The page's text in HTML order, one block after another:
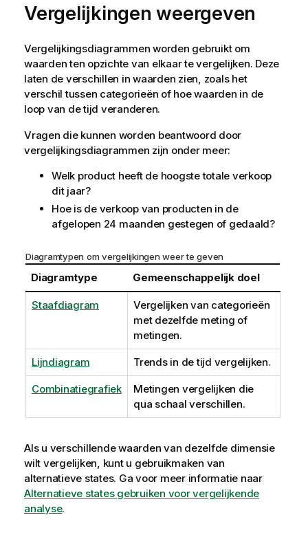
Vergelijkingen weergeven
Vergelijkingsdiagrammen worden gebruikt om
waarden ten opzichte van elkaar te vergelijken. Deze
laten de verschillen in waarden zien, zoals het
verschil tussen categorieën of hoe waarden in de
loop van de tijd veranderen.
Vragen die kunnen worden beantwoord door
vergelijkingsdiagrammen zijn onder meer:
Welk product heeft de hoogste totale verkoop
dit jaar?
Hoe is de verkoop van producten in de
afgelopen 24 maanden gestegen of gedaald?
Diagramtypen om vergelijkingen weer te geven
Diagramtype Gemeenschappelijk doel
Staafdiagram
Vergelijken van categorieën
met dezelfde meting of
metingen.
Lijndiagram Trends in de tijd vergelijken.
Combinatiegrafiek
Metingen vergelijken die
qua schaal verschillen.
Als u verschillende waarden van dezelfde dimensie
wilt vergelijken, kunt u gebruikmaken van
alternatieve states. Ga voor meer informatie naar
Alternatieve states gebruiken voor vergelijkende
analyse.